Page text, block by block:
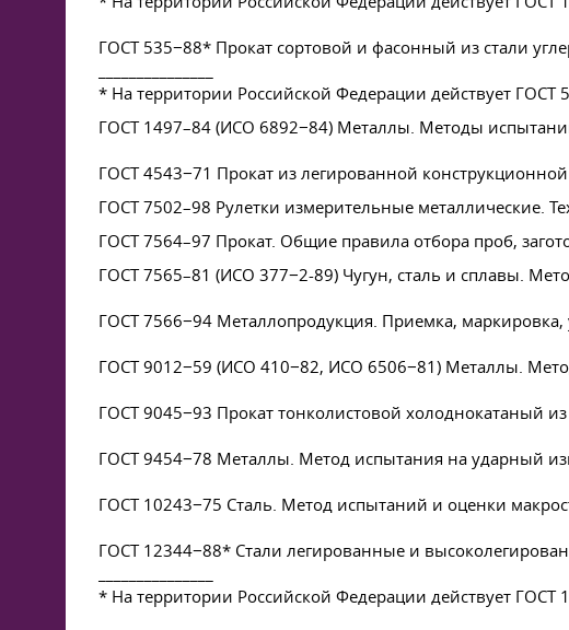
ГОСТ 535−88* Прокат сортовой и фасонный из стали
* На территории Российской Федерации действует ГОСТ
ГОСТ 1497–84 (ИСО 6892−84) Металлы. Методы
ГОСТ 4543−71 Прокат из легированной конструкционной
ГОСТ 7502–98 Рулетки измерительные металлические.
ГОСТ 7564–97 Прокат. Общие правила отбора проб,
ГОСТ 7565–81 (ИСО 377−2-89) Чугун, сталь и сплавы.
ГОСТ 7566−94 Металлопродукция. Приемка,
ГОСТ 9012−59 (ИСО 410−82, ИСО 6506−81) Металлы.
ГОСТ 9045−93 Прокат тонколистовой холоднокатаный
ГОСТ 9454−78 Металлы. Метод испытания на ударный
ГОСТ 10243−75 Сталь. Метод испытаний и оценки
ГОСТ 12344−88* Стали легированные и
* На территории Российской Федерации действует ГОСТ